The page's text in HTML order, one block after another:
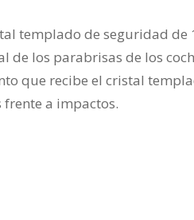
templado de seguridad
los parabrisas de los
que recibe el cristal
a impactos.